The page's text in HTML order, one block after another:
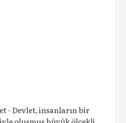
- Devlet, insanların bir